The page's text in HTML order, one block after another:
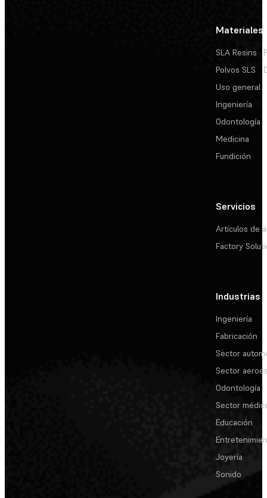
Materiales
SLA Resins
Polvos SLS
Uso general
Ingeniería
Odontología
Medicina
Fundición
Servicios
Artículos de
Factory
Industrias
Ingeniería
Fabricación
Sector
Sector
Odontología
Sector
Educación
Joyería
Sonido